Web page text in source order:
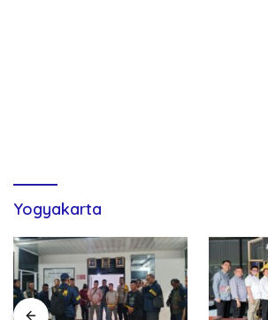
Yogyakarta